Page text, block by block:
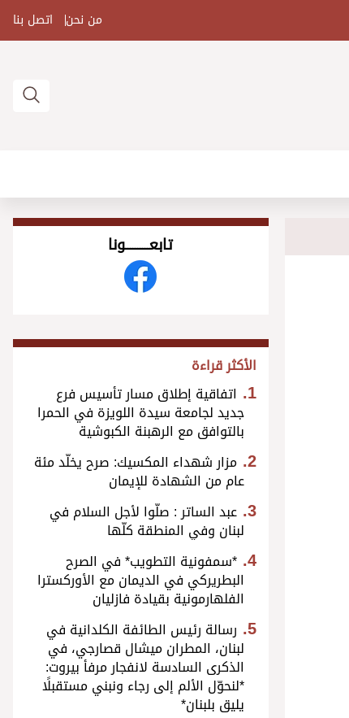
من نحن اتصل بنا
تابعــــــــــونا
الأكثر قراءة
اتفاقية إطلاق مسار تأسيس فرع
جديد لجامعة سيدة اللويزة في الحمرا
بالتوافق مع الرهبنة الكبوشية
مزار شهداء المكسيك: صرح يخلّد مئة
عام من الشهادة للإيمان
عبد الساتر : صلّوا لأجل السلام في
لبنان وفي المنطقة كلّها
*سمفونية التطويب* في الصرح
البطريركي في الديمان مع الأوركسترا
الفلهارمونية بقيادة فازليان
رسالة رئيس الطائفة الكلدانية في
لبنان، المطران ميشال قصارجي، في
الذكرى السادسة لانفجار مرفأ بيروت:
*لنحوّل الألم إلى رجاء ونبني مستقبلًا
يليق بلبنان*